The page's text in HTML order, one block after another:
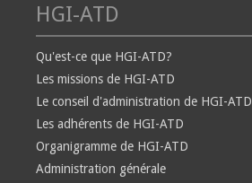
HGI-ATD
Qu'est-ce que HGI-ATD?
Les missions de HGI-ATD
Le conseil d'administration de HGI-ATD
Les adhérents de HGI-ATD
Organigramme de HGI-ATD
Administration générale